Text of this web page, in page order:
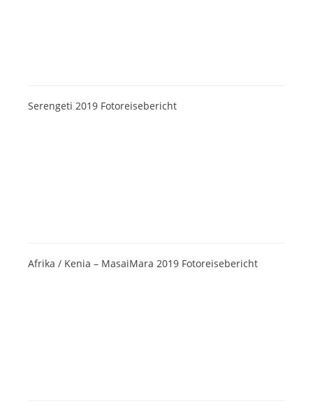
Serengeti 2019 Fotoreisebericht
Afrika / Kenia – MasaiMara 2019 Fotoreisebericht